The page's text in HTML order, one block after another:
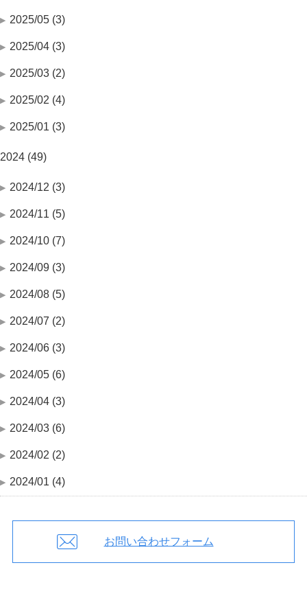
2025/05 (3)
2025/04 (3)
2025/03 (2)
2025/02 (4)
2025/01 (3)
2024 (49)
2024/12 (3)
2024/11 (5)
2024/10 (7)
2024/09 (3)
2024/08 (5)
2024/07 (2)
2024/06 (3)
2024/05 (6)
2024/04 (3)
2024/03 (6)
2024/02 (2)
2024/01 (4)
お問い合わせフォーム